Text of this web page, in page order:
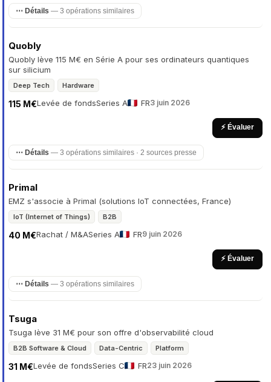
⋯ Détails — 3 opérations similaires
Quobly
Quobly lève 115 M€ en Série A pour ses ordinateurs quantiques
sur silicium
Deep Tech Hardware
Levée de fonds
115 M€ Series A FR3 juin 2026
⚡ Évaluer
⋯ Détails — 3 opérations similaires · 2 sources presse
Primal
EMZ s'associe à Primal (solutions IoT connectées, France)
IoT (Internet of Things) B2B
Rachat / M&A
40 M€ Series A FR9 juin 2026
⚡ Évaluer
⋯ Détails — 3 opérations similaires
Tsuga
Tsuga lève 31 M€ pour son offre d'observabilité cloud
B2B Software & Cloud Data-Centric Platform
Levée de fonds
31 M€ Series C FR23 juin 2026